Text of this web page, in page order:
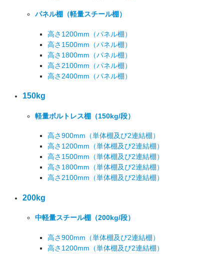
パネル棚 （軽量スチール棚）
高さ1200mm （パネル棚）
高さ1500mm （パネル棚）
高さ1800mm （パネル棚）
高さ2100mm （パネル棚）
高さ2400mm （パネル棚）
150kg
軽量ボルトレス棚 （150kg/段）
高さ900mm （単体棚及び2連結棚）
高さ1200mm （単体棚及び2連結棚）
高さ1500mm （単体棚及び2連結棚）
高さ1800mm （単体棚及び2連結棚）
高さ2100mm （単体棚及び2連結棚）
200kg
中軽量スチール棚 （200kg/段）
高さ900mm （単体棚及び2連結棚）
高さ1200mm （単体棚及び2連結棚）